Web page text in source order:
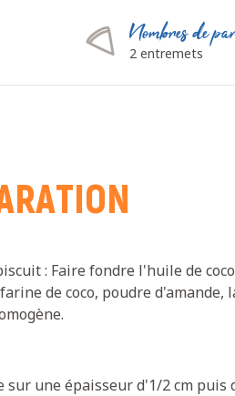
Nombres de
2 entremets
: Faire fondre l'huile de
de coco, poudre
sur une épaisseur d'1/2 cm puis